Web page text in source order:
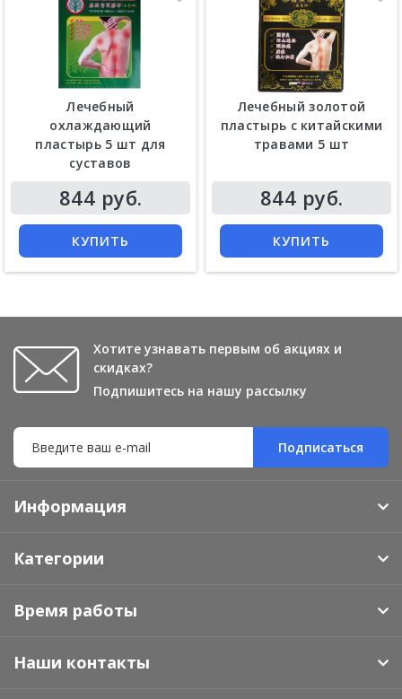
Лечебный
охлаждающий
пластырь 5 шт для
суставов
844 руб.
КУПИТЬ
Лечебный золотой
пластырь с китайскими
травами 5 шт
844 руб.
КУПИТЬ
Хотите узнавать первым об акциях и
скидках?
Подпишитесь на нашу рассылку
Подписаться
Информация
Категории
Время работы
Наши контакты